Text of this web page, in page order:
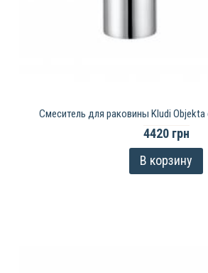
Смеситель для раковины Kludi
4420 грн
В корзину